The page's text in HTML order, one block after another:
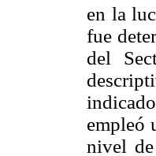
en la
fue
del
empleó
nivel